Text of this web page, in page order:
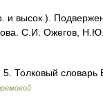
высок.).
С.И. Ожегов,
Толковый